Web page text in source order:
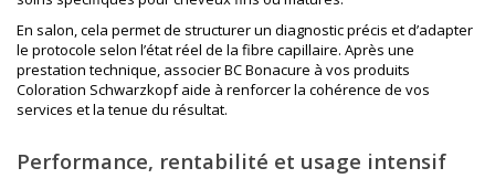
En salon, cela permet de structurer un diagnostic précis et d’adapter
le protocole selon l’état réel de la fibre capillaire. Après une
prestation technique, associer BC Bonacure à vos produits
Coloration Schwarzkopfaide à renforcer la cohérence de vos
services et la tenue du résultat.
Performance, rentabilité et usage intensif